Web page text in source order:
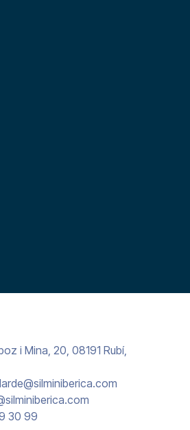
i Mina, 20, 08191 Rubí,
30 99